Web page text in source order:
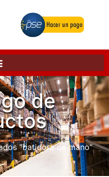
de
“batidora de mano”